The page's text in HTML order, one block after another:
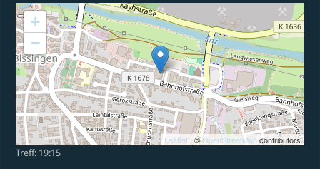
+
−
Leaflet| ©OpenStreetMapcontributors
Treff: 19:15